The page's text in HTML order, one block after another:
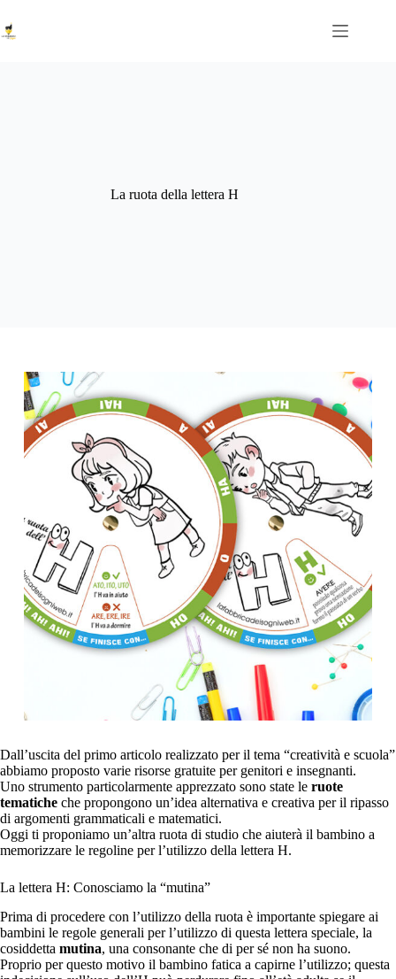
al
contenuto
La ruota della lettera H
Dall’uscita del primo articolo realizzato per il tema “creatività e scuola”
abbiamo proposto varie risorse gratuite per genitori e insegnanti.
Uno strumento particolarmente apprezzato sono state le ruote
tematiche che propongono un’idea alternativa e creativa per il ripasso
di argomenti grammaticali e matematici.
Oggi ti proponiamo un’altra ruota di studio che aiuterà il bambino a
memorizzare le regoline per l’utilizzo della lettera H.
La lettera H: Conosciamo la “mutina”
Prima di procedere con l’utilizzo della ruota è importante spiegare ai
bambini le regole generali per l’utilizzo di questa lettera speciale, la
cosiddetta mutina, una consonante che di per sé non ha suono.
Proprio per questo motivo il bambino fatica a capirne l’utilizzo; questa